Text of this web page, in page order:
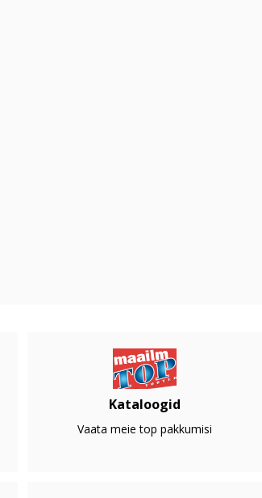
Kataloogid
Vaata meie top pakkumisi